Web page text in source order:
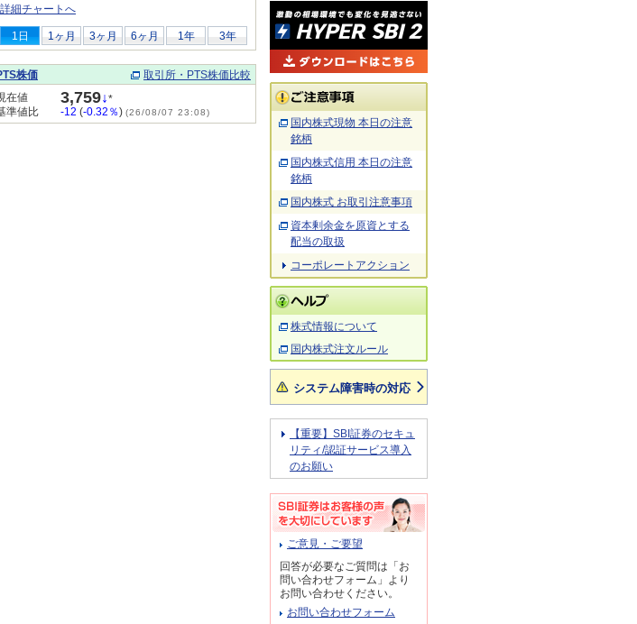
詳細チャートへ
1日 1ヶ月 3ヶ月 6ヶ月 1年 3年
株価
取引所・PTS株価比較
在値
3,759↓*
準値比
-12 (-0.32％) (26/08/07 23:08)
国内株式現物 本日の注意
銘柄
国内株式信用 本日の注意
銘柄
国内株式 お取引注意事項
資本剰余金を原資とする
配当の取扱
コーポレートアクション
株式情報について
国内株式注文ルール
システム障害時の対応
【重要】SBI証券のセキュ
リティ/認証サービス導入
のお願い
ご意見・ご要望
回答が必要なご質問は「お
問い合わせフォーム」より
お問い合わせください。
お問い合わせフォーム